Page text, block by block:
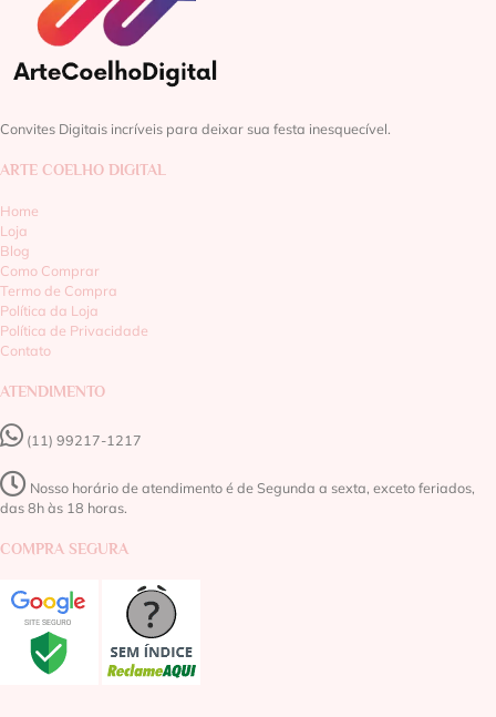
Convites Digitais incríveis para deixar sua festa inesquecível.
ARTE COELHO DIGITAL
Home
Loja
Blog
Como Comprar
Termo de Compra
Política da Loja
Política de Privacidade
Contato
ATENDIMENTO
(11) 99217-1217‬
Nosso horário de atendimento é de Segunda a sexta, exceto feriados,
das 8h às 18 horas.
COMPRA SEGURA